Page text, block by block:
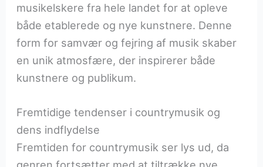
musikelskere fra hele landet for at opleve
både etablerede og nye kunstnere. Denne
form for samvær og fejring af musik skaber
en unik atmosfære, der inspirerer både
kunstnere og publikum.
Fremtidige tendenser i countrymusik og
dens indflydelse
Fremtiden for countrymusik ser lys ud, da